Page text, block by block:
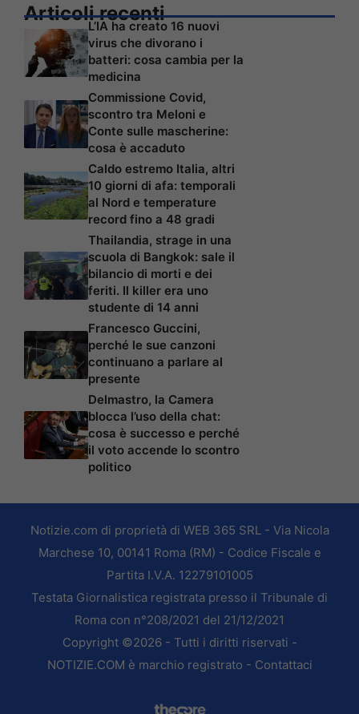
Articoli recenti
L’IA ha creato 16 nuovi
virus che divorano i
batteri: cosa cambia per la
medicina
Commissione Covid,
scontro tra Meloni e
Conte sulle mascherine:
cosa è accaduto
Caldo estremo Italia, altri
10 giorni di afa: temporali
al Nord e temperature
record fino a 48 gradi
Thailandia, strage in una
scuola di Bangkok: sale il
bilancio di morti e dei
feriti. Il killer era uno
studente di 14 anni
Francesco Guccini,
perché le sue canzoni
continuano a parlare al
presente
Delmastro, la Camera
blocca l’uso della chat:
cosa è successo e perché
il voto accende lo scontro
politico
Notizie.com di proprietà di WEB 365 SRL - Via Nicola
Marchese 10, 00141 Roma (RM) - Codice Fiscale e
Partita I.V.A. 12279101005
Testata Giornalistica registrata presso il Tribunale di
Roma con n°208/2021 del 21/12/2021
Copyright ©2026 - Tutti i diritti riservati -
NOTIZIE.COM è marchio registrato - Contattaci